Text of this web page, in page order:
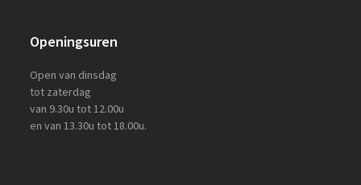
Openingsuren
Open van dinsdag
tot zaterdag
van 9.30u tot 12.00u
en van 13.30u tot 18.00u.